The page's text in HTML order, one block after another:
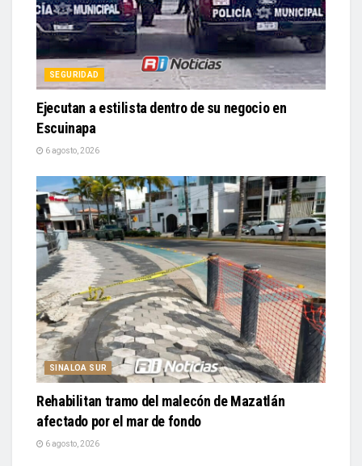
SEGURIDAD
Ejecutan a estilista dentro de su negocio en
Escuinapa
6 agosto, 2026
SINALOA SUR
Rehabilitan tramo del malecón de Mazatlán
afectado por el mar de fondo
6 agosto, 2026